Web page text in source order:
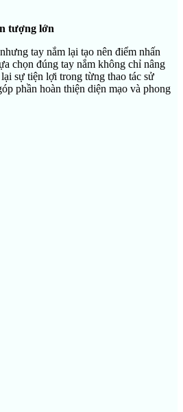
tượng lớn
tay nắm lại tạo nên điểm nhấn
chọn đúng tay nắm không chỉ nâng
sự tiện lợi trong từng thao tác sử
phần hoàn thiện diện mạo và phong